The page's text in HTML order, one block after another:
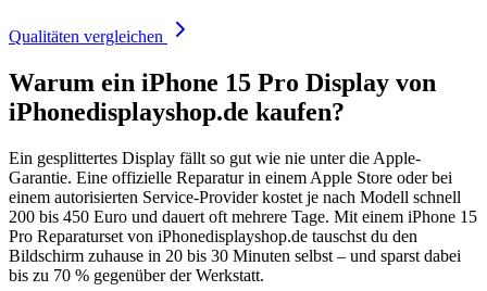
Qualitäten vergleichen
Warum ein iPhone 15 Pro Display von
iPhonedisplayshop.de kaufen?
Ein gesplittertes Display fällt so gut wie nie unter die Apple-
Garantie. Eine offizielle Reparatur in einem Apple Store oder bei
einem autorisierten Service-Provider kostet je nach Modell schnell
200 bis 450 Euro und dauert oft mehrere Tage. Mit einem iPhone 15
Pro Reparaturset von iPhonedisplayshop.de tauschst du den
Bildschirm zuhause in 20 bis 30 Minuten selbst – und sparst dabei
bis zu 70 % gegenüber der Werkstatt.